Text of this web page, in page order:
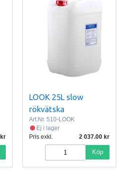
LOOK 25L slow
rökvätska
Art.Nr. 510-LOOK
Ej i lager
Pris exkl.
2 037.00
Köp